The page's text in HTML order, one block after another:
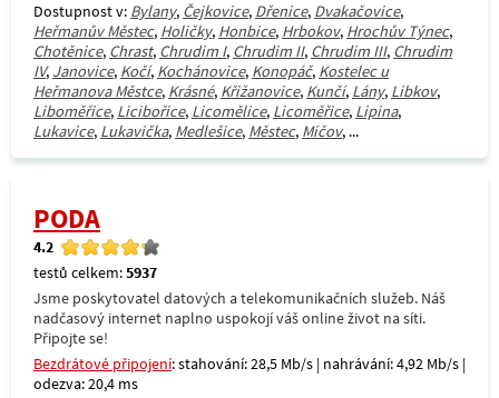
Dostupnost v: Bylany, Čejkovice, Dřenice, Dvakačovice,
Heřmanův Městec, Holičky, Honbice, Hrbokov, Hrochův Týnec,
Chotěnice, Chrast, Chrudim I, Chrudim II, Chrudim III, Chrudim
IV, Janovice, Kočí, Kochánovice, Konopáč, Kostelec u
Heřmanova Městce, Krásné, Křižanovice, Kunčí, Lány, Libkov,
Liboměřice, Licibořice, Licomělice, Licoměřice, Lipina,
Lukavice, Lukavička, Medlešice, Městec, Míčov, ...
PODA
4.2
testů celkem:5937
Jsme poskytovatel datových a telekomunikačních služeb. Náš
nadčasový internet naplno uspokojí váš online život na síti.
Připojte se!
Bezdrátové připojení: stahování: 28,5 Mb/s | nahrávání: 4,92 Mb/s |
odezva: 20,4 ms